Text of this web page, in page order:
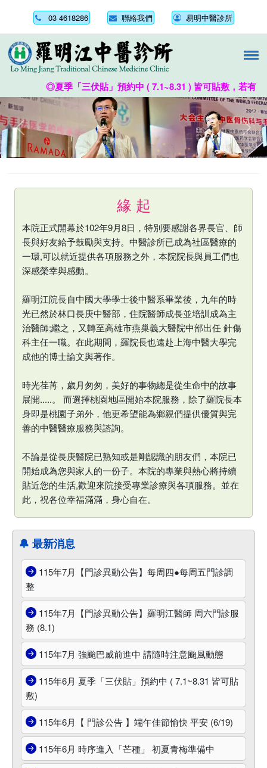
03 4618286 聯絡我們 易明中醫診所
◎夏季「三伏貼」預約中 ( 7.1~8.31 ) 皆可貼敷，若有任
Previous Next
緣 起
本院正式開幕於102年9月8日，特別要感謝各界長官、師
長與好友給予鼓勵與支持。中醫診所已成為社區醫療的
一環,可以就近提供各項服務之外，本院院長與員工們也
深感榮幸與感動。
羅明江院長自中國大學學士後中醫系畢業後，九年的時
光已然於林口長庚中醫部，住院醫師成長並培訓成為主
治醫師;繼之，又轉至高雄市燕巢義大醫院中部出任 針傷
科主任一職。在此期間，羅院長也遠赴上海中醫大學完
成他的博士論文與著作。
時光荏苒，歲月匆匆，美好的事物總是從生命中的故事
展開.....。 而選擇桃園地區開始本院服務，除了羅院長本
身即是桃園子弟外，他更希望能為鄉親們提供優質與完
善的中醫醫療服務與諮詢。
不論是從長庚醫院已熟知或是剛認識的朋友們，本院已
開始成為您與家人的一份子。本院的專業與熱心將持續
貼近您的生活,歡迎來院接受專業診療與各項服務。並在
此，祝各位幸福滿滿，身心自在。
🔔 最新消息
115年7月【門診異動公告】每周四●每周五門診調
整
115年7月【門診異動公告】羅明江醫師 周六門診服
務 (8.1)
115年7月 強颱巴威前進中 請隨時注意颱風動態
115年6月 夏季「三伏貼」預約中 ( 7.1~8.31 皆可貼
敷)
115年6月【 門診公告 】端午佳節愉快 平安 (6/19)
115年6月 時序進入「芒種」 初夏青梅準備中